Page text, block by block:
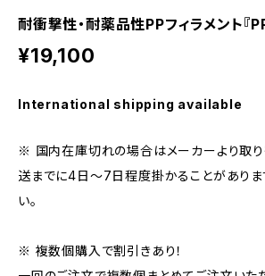
耐衝撃性・耐薬品性PPフィラメント『
¥19,100
International shipping available
※ 国内在庫切れの場合はメーカーより取り
送までに4日～7日程度掛かることがありま
い。
※ 複数個購入で割引きあり！